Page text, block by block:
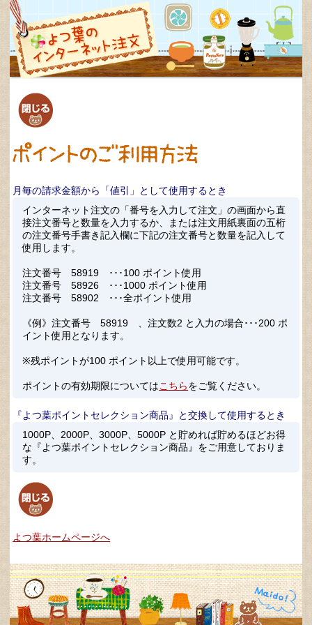
月毎の請求金額から「値引」として使用するとき
インターネット注文の「番号を入力して注文」の画面から直
接注文番号と数量を入力するか、または注文用紙裏面の五桁
の注文番号手書き記入欄に下記の注文番号と数量を記入して
使用します。
注文番号 58919 ･･･100 ポイント使用
注文番号 58926 ･･･1000 ポイント使用
注文番号 58902 ･･･全ポイント使用
《例》注文番号 58919 、注文数2 と入力の場合･･･200 ポ
イント使用となります。
※残ポイントが100 ポイント以上で使用可能です。
ポイントの有効期限についてはこちらをご覧ください。
『よつ葉ポイントセレクション商品』と交換して使用するとき
1000P、2000P、3000P、5000P と貯めれば貯めるほどお得
な『よつ葉ポイントセレクション商品』をご用意しておりま
す。
よつ葉ホームページへ